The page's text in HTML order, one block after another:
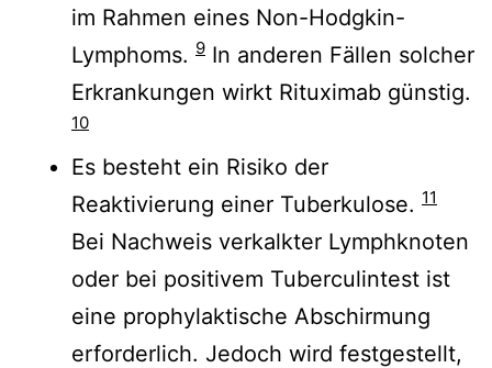
im Rahmen eines Non-Hodgkin-
Lymphoms. 9 In anderen Fällen solcher
Erkrankungen wirkt Rituximab günstig.
10
Es besteht ein Risiko der
Reaktivierung einer Tuberkulose. 11
Bei Nachweis verkalkter Lymphknoten
oder bei positivem Tuberculintest ist
eine prophylaktische Abschirmung
erforderlich. Jedoch wird festgestellt,